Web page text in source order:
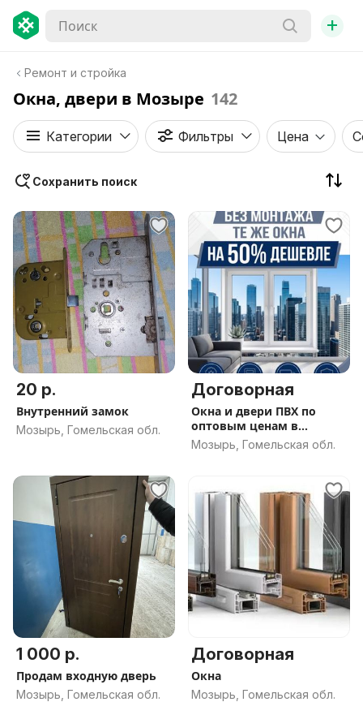
+
Ремонт и стройка
Окна, двери в Мозыре 142
Категории Фильтры Цена
Сохранить поиск
20 р.
Внутренний замок
Мозырь, Гомельская обл.
Договорная
Окна и двери ПВХ по
оптовым ценам в
Мозыре
Мозырь, Гомельская обл.
1 000 р.
Продам входную дверь
Мозырь, Гомельская обл.
Договорная
Окна
Мозырь, Гомельская обл.